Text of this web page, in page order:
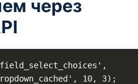
через
10, 3);